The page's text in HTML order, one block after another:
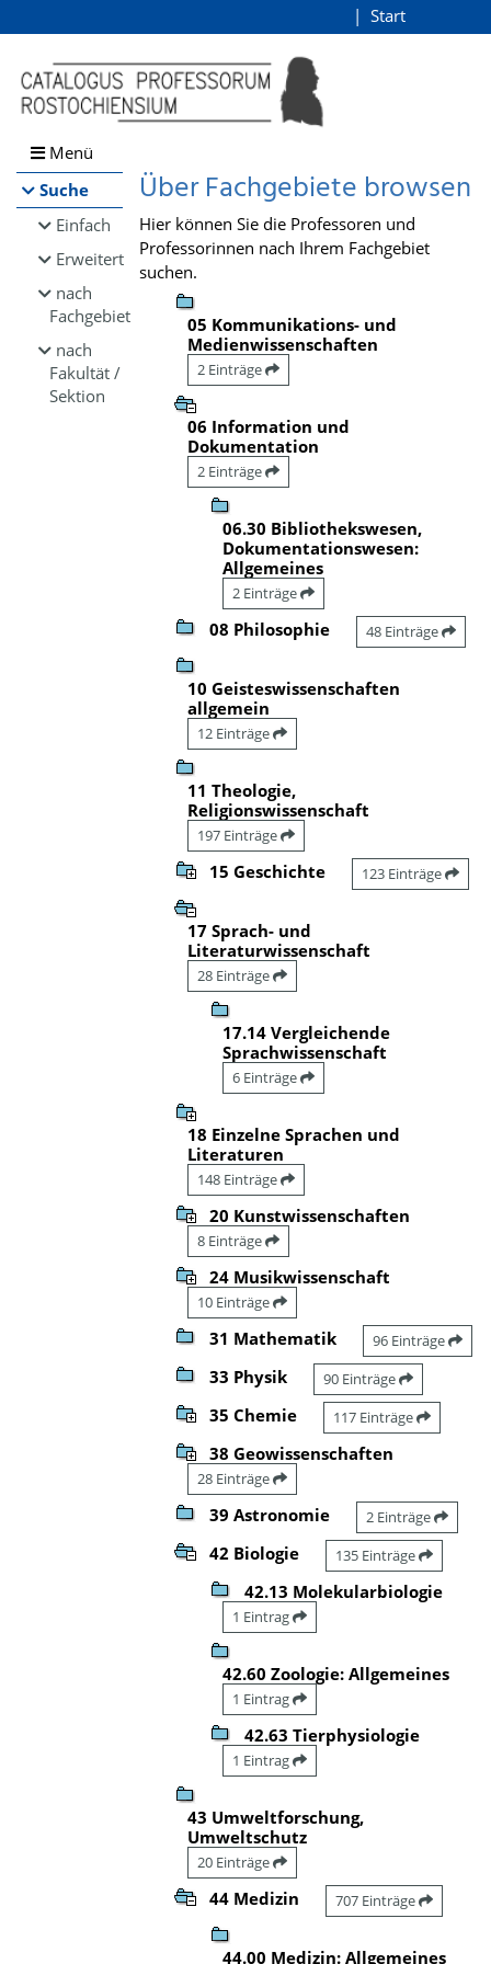
Browsen
direkt zum Inhalt
Start
Menü
Suche
Einfach
Erweitert
nach
Fachgebiet
nach
Fakultät /
Sektion
Über Fachgebiete browsen
Hier können Sie die Professoren und
Professorinnen nach Ihrem Fachgebiet
suchen.
05 Kommunikations- und
Medienwissenschaften
2 Einträge
06 Information und
Dokumentation
2 Einträge
06.30 Bibliothekswesen,
Dokumentationswesen:
Allgemeines
2 Einträge
08 Philosophie 48 Einträge
10 Geisteswissenschaften
allgemein
12 Einträge
11 Theologie,
Religionswissenschaft
197 Einträge
15 Geschichte 123 Einträge
17 Sprach- und
Literaturwissenschaft
28 Einträge
17.14 Vergleichende
Sprachwissenschaft
6 Einträge
18 Einzelne Sprachen und
Literaturen
148 Einträge
20 Kunstwissenschaften
8 Einträge
24 Musikwissenschaft
10 Einträge
31 Mathematik 96 Einträge
33 Physik 90 Einträge
35 Chemie 117 Einträge
38 Geowissenschaften
28 Einträge
39 Astronomie 2 Einträge
42 Biologie 135 Einträge
42.13 Molekularbiologie
1 Eintrag
42.60 Zoologie: Allgemeines
1 Eintrag
42.63 Tierphysiologie
1 Eintrag
43 Umweltforschung,
Umweltschutz
20 Einträge
44 Medizin 707 Einträge
44.00 Medizin: Allgemeines